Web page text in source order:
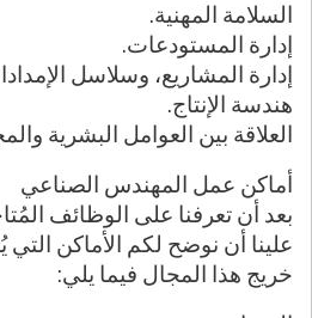
السلامة المهنية.
إدارة المستودعات.
إدارة المشاريع، وسلاسل
هندسة الإنتاج.
العلاقة بين العوامل البشرية
أماكن عمل المهندس الصناعي
بعد أن تعرفنا على الوظائف
علينا أن نوضح لكم الأماكن
خريج هذا المجال فيما يلي: